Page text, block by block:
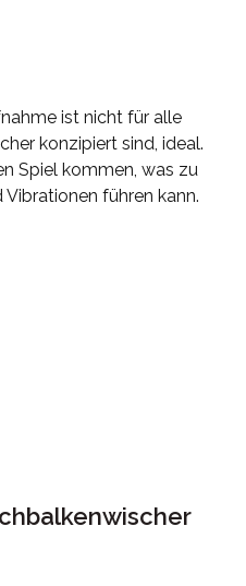
ist nicht für alle
konzipiert sind, ideal.
Spiel kommen, was zu
führen kann.